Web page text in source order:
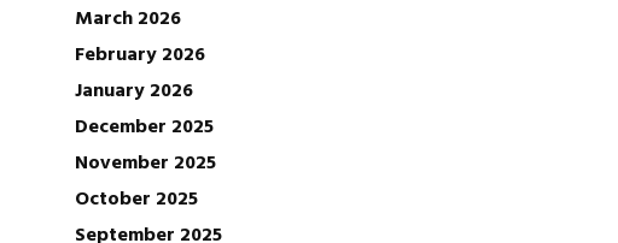
March 2026
February 2026
January 2026
December 2025
November 2025
October 2025
September 2025